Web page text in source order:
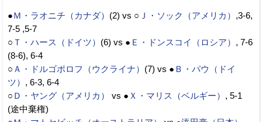
●Ｍ・ラオニチ（カナダ） (2) vs ○ Ｊ・ソック（アメリカ） ,3-6,
7-5 ,5-7
○ Ｔ・ハース（ドイツ） (6) vs ● Ｅ・ドンスコイ（ロシア） , 7-6
(8-6), 6-4
○ Ａ・ドルゴポロフ（ウクライナ） (7) vs ● Ｂ・パウ（ドイ
ツ） , 6-3, 6-4
○ Ｄ・ヤング（アメリカ） vs ● Ｘ・マリス（ベルギー） , 5-1
(途中棄権)